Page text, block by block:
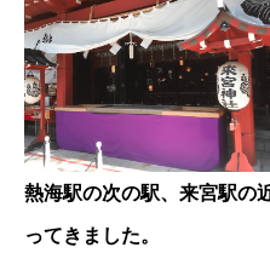
熱海駅の次の駅、来宮駅の
ってきました。